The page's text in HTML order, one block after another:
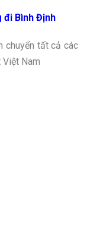
đi Bình Định
chuyển tất cả các
Nam